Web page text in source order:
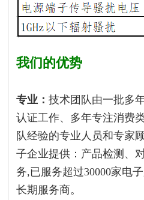
我们的优势
专业：技术团队由一批多
认证工作、多年专注消费
队经验的专业人员和专家
子企业提供：产品检测、
务,已服务超过30000家电
长期服务商。